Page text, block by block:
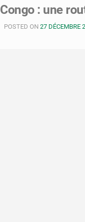
Congo : une
POSTED ON 27 DÉCEMBRE